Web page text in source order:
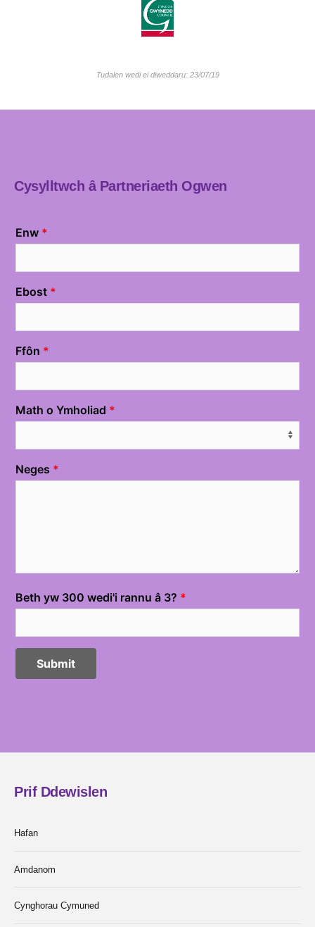
Tudalen wedi ei diweddaru: 23/07/19
Cysylltwch â Partneriaeth Ogwen
Prif Ddewislen
Hafan
Amdanom
Cynghorau Cymuned